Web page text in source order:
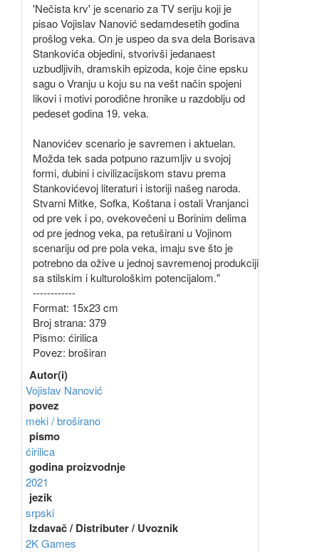
'Nečista krv' je scenario za TV seriju koji je
pisao Vojislav Nanović sedamdesetih godina
prošlog veka. On je uspeo da sva dela Borisava
Stankovića objedini, stvorivši jedanaest
uzbudljivih, dramskih epizoda, koje čine epsku
sagu o Vranju u koju su na vešt način spojeni
likovi i motivi porodične hronike u razdoblju od
pedeset godina 19. veka.
Nanovićev scenario je savremen i aktuelan.
Možda tek sada potpuno razumljiv u svojoj
formi, dubini i civilizacijskom stavu prema
Stankovićevoj literaturi i istoriji našeg naroda.
Stvarni Mitke, Sofka, Koštana i ostali Vranjanci
od pre vek i po, ovekovečeni u Borinim delima
od pre jednog veka, pa retuširani u Vojinom
scenariju od pre pola veka, imaju sve što je
potrebno da ožive u jednoj savremenoj produkciji
sa stilskim i kulturološkim potencijalom."
------------
Format: 15x23 cm
Broj strana: 379
Pismo: ćirilica
Povez: broširan
Autor(i)
Vojislav Nanović
povez
meki / broširano
pismo
ćirilica
godina proizvodnje
2021
jezik
srpski
Izdavač / Distributer / Uvoznik
2K Games